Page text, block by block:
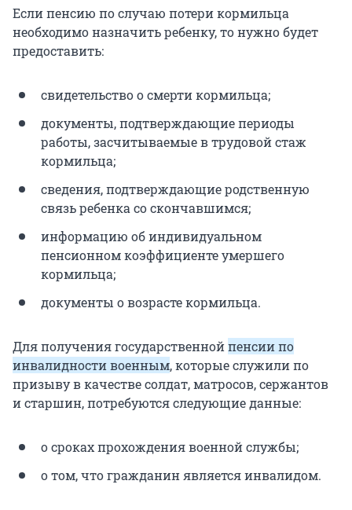
Если пенсию по случаю потери кормильца
необходимо назначить ребенку, то нужно будет
предоставить:
свидетельство о смерти кормильца;
документы, подтверждающие периоды
работы, засчитываемые в трудовой стаж
кормильца;
сведения, подтверждающие родственную
связь ребенка со скончавшимся;
информацию об индивидуальном
пенсионном коэффициенте умершего
кормильца;
документы о возрасте кормильца.
Для получения государственнойпенсии по
инвалидности военным, которые служили по
призыву в качестве солдат, матросов, сержантов
и старшин, потребуются следующие данные:
о сроках прохождения военной службы;
о том, что гражданин является инвалидом.